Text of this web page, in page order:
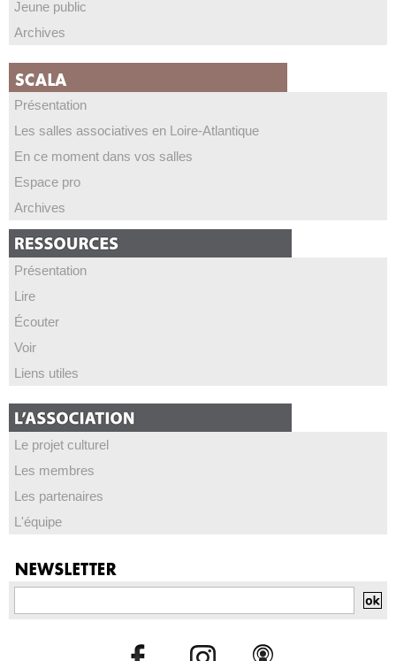
Jeune public
Archives
Présentation
Les salles associatives en Loire-Atlantique
En ce moment dans vos salles
Espace pro
Archives
Présentation
Lire
Écouter
Voir
Liens utiles
Le projet culturel
Les membres
Les partenaires
L'équipe